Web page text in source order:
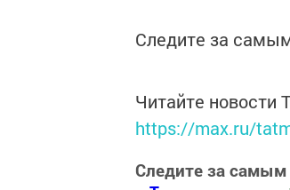
Следите за
Читайте новости
https://max.ru/
Следите за